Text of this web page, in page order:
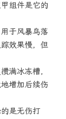
组件是它的
于风暴鸟落
效果慢，但
满冰冻槽，
增加后续伤
是无伤打